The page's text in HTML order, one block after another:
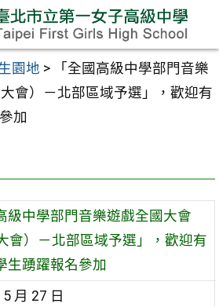
園地 >
「全國高級中學部門音樂
會）－北部區域予選」，歡迎有
加
級中學部門音樂遊戲全國大會
會）－北部區域予選」，歡迎有
生踴躍報名參加
月 27 日